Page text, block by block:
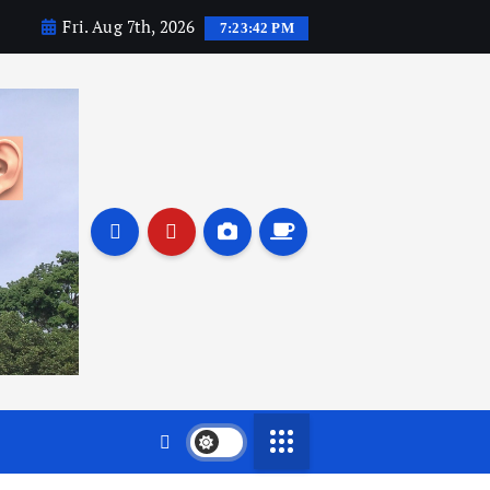
Fri. Aug 7th, 2026 7:23:44 PM